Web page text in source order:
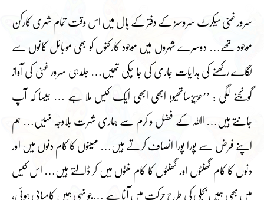
سرور غنی سیکرٹ سروسز کے دفتر کے ہال میں اس وقت تمام شہری کارکن
موجود تھے… دوسرے شہروں میں موجود کارکنوں کو بھی موبائل کانوں سے
لگاے رکھنے کی ہدایات جاری کی جا چکی تھیں… جلدہی سرور غنی کی آواز
گونجنے لگی : ’’عزیزساتھیو! ابھی ابھی ایک کیس ملا ہے … جیسا کہ آپ
جانتے ہیں… اﷲ کے فضل و کرم سے ہماری شہرت بلاوجہ نہیں… ہم
اپنے فرض سے پورا پورا انصاف کرتے ہیں… مہینوں کا کام دنوں میں اور
دنوں کا کام گھنٹوں اور گھنٹوں کا کام منٹوں میں کر ڈالتے ہیں… اس کیس
میں بھی ہمیں بجلی کی طرح حرکت میں آنا ہے …جو نہی ہمیں کامیابی ہوئی،